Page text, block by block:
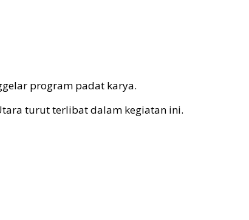
program padat karya.
turut terlibat dalam kegiatan ini.